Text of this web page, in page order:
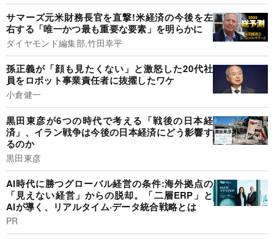
サマーズ元米財務長官を直撃!米経済の今後を左
右する「唯一かつ最も重要な要素」を明らかに
ダイヤモンド編集部,竹田幸平
孫正義が「顔も見たくない」と激怒した20代社
員をロボット事業責任者に抜擢したワケ
小倉健一
黒田東彦が6つの時代で考える「戦後の日本経
済」、イラン戦争は今後の日本経済にどう影響す
るのか
黒田東彦
AI時代に勝つグローバル経営の条件:海外拠点の
「見えない経営」からの脱却。「二層ERP」と
AIが導く、リアルタイム·データ統合戦略とは
PR